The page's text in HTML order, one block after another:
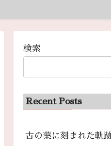
検索
Recent Posts
古の葉に刻まれた軌